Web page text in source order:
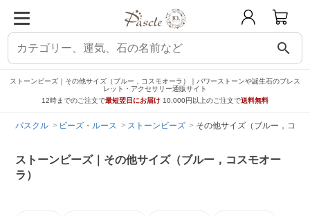
search
ストーンビーズ｜その他サイズ（ブルー，コスモオーラ）｜パワーストーンや誕生石のブレス
レット・アクセサリー通販サイト
12時までのご注文で最短翌日にお届け 10,000円以上のご注文で送料無料
パスクル ビーズ・ルース ストーンビーズ その他サイズ（ブルー，コス
ストーンビーズ｜その他サイズ（ブルー，コスモオー
ラ）